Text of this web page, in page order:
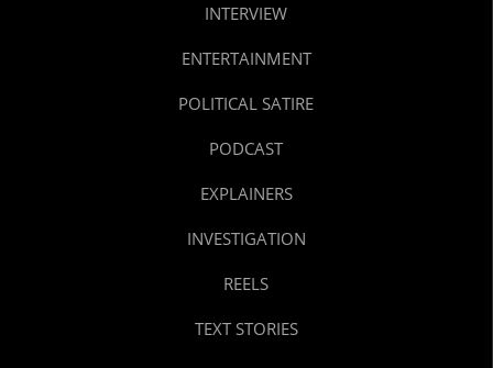
INTERVIEW
ENTERTAINMENT
POLITICAL SATIRE
PODCAST
EXPLAINERS
INVESTIGATION
REELS
TEXT STORIES